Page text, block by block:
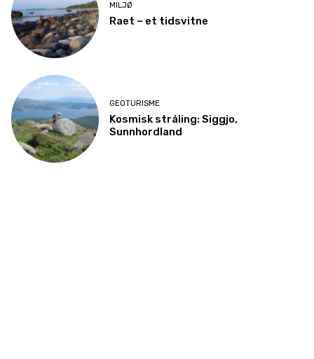
MILJØ
Raet – et tidsvitne
GEOTURISME
Kosmisk stråling: Siggjo,
Sunnhordland